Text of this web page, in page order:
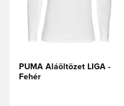
PUMA Aláöltözet LIGA -
Fehér